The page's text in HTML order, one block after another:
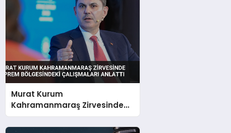
Murat Kurum
Kahramanmaraş Zirvesinde
Deprem Bölgesindeki
Çalışmaları Anlattı